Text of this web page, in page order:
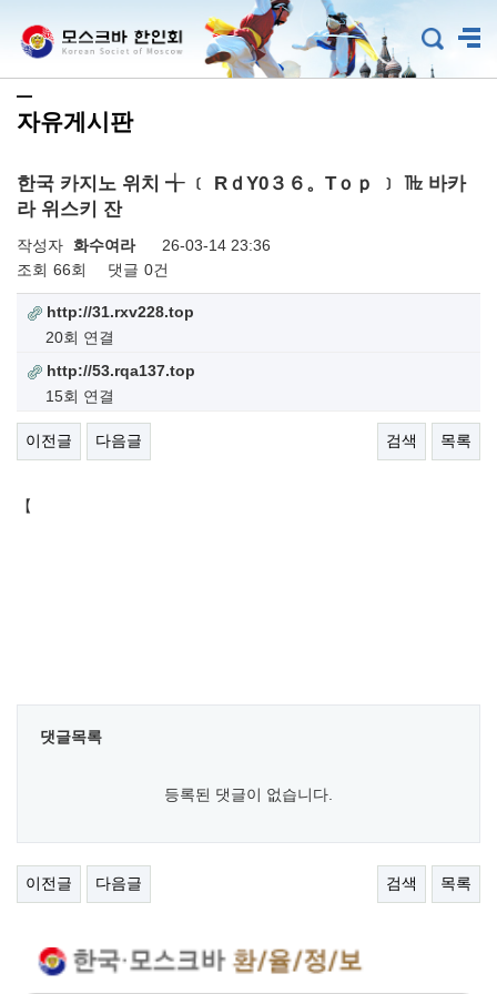
자유게시판
한국 카지노 위치 ╅ ﹝ RｄY0３６。Tｏｐ ﹞ ㎔ 바카
라 위스키 잔
작성자 화수여라
26-03-14 23:36
조회 66회 댓글 0건
http://31.rxv228.top
20회 연결
http://53.rqa137.top
15회 연결
이전글 다음글 검색 목록
【
댓글목록
등록된 댓글이 없습니다.
이전글 다음글 검색 목록